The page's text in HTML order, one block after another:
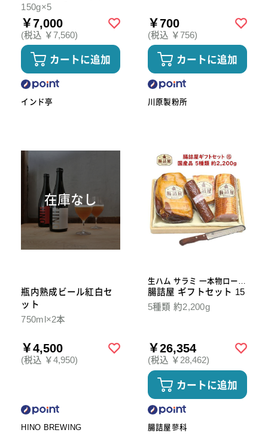
150g×5
￥7,000
(税込 ￥7,560)
カートに追加
インド亭
￥700
(税込 ￥756)
カートに追加
川原製粉所
在庫なし
瓶内熟成ビール紅白セ
ット
750ml×2本
￥4,500
(税込 ￥4,950)
HINO BREWING
生ハム サラミ 一本物ロース
ハム ベーコン スライスナイ
フ
腸詰屋 ギフトセット 15
5種類 約2,200g
￥26,354
(税込 ￥28,462)
カートに追加
腸詰屋蓼科